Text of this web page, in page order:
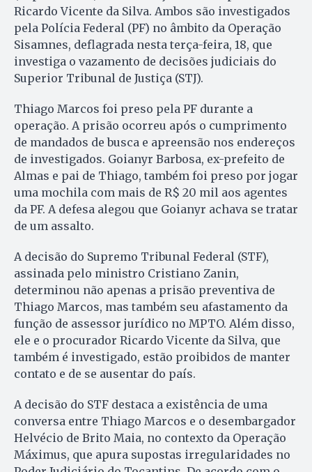
Ricardo Vicente da Silva. Ambos são investigados
pela Polícia Federal (PF) no âmbito da Operação
Sisamnes, deflagrada nesta terça-feira, 18, que
investiga o vazamento de decisões judiciais do
Superior Tribunal de Justiça (STJ).
Thiago Marcos foi preso pela PF durante a
operação. A prisão ocorreu após o cumprimento
de mandados de busca e apreensão nos endereços
de investigados. Goianyr Barbosa, ex-prefeito de
Almas e pai de Thiago, também foi preso por jogar
uma mochila com mais de R$ 20 mil aos agentes
da PF. A defesa alegou que Goianyr achava se tratar
de um assalto.
A decisão do Supremo Tribunal Federal (STF),
assinada pelo ministro Cristiano Zanin,
determinou não apenas a prisão preventiva de
Thiago Marcos, mas também seu afastamento da
função de assessor jurídico no MPTO. Além disso,
ele e o procurador Ricardo Vicente da Silva, que
também é investigado, estão proibidos de manter
contato e de se ausentar do país.
A decisão do STF destaca a existência de uma
conversa entre Thiago Marcos e o desembargador
Helvécio de Brito Maia, no contexto da Operação
Máximus, que apura supostas irregularidades no